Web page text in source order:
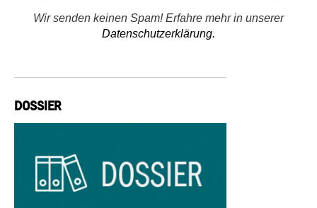
Wir senden keinen Spam! Erfahre mehr in unserer
Datenschutzerklärung.
DOSSIER